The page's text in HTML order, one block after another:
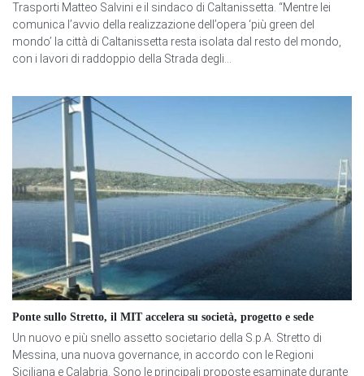
Trasporti Matteo Salvini e il sindaco di Caltanissetta. “Mentre lei
comunica l’avvio della realizzazione dell’opera ‘più green del
mondo’ la città di Caltanissetta resta isolata dal resto del mondo,
con i lavori di raddoppio della Strada degli...
Ponte sullo Stretto, il MIT accelera su società, progetto e sede
Un nuovo e più snello assetto societario della S.p.A. Stretto di
Messina, una nuova governance, in accordo con le Regioni
Siciliana e Calabria. Sono le principali proposte esaminate durante